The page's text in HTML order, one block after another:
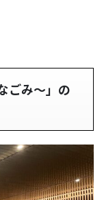
ごみ〜」の